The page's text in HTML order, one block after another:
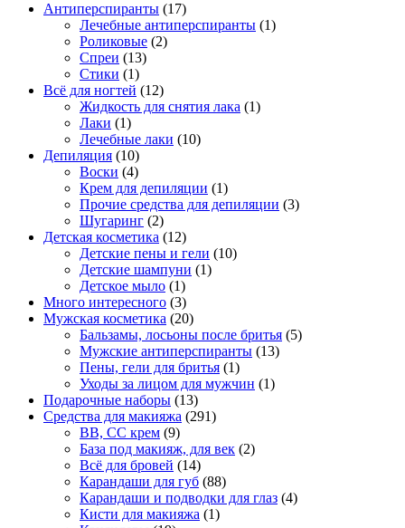
Антиперспиранты (17)
Лечебные антиперспиранты (1)
Роликовые (2)
Спреи (13)
Стики (1)
Всё для ногтей (12)
Жидкость для снятия лака (1)
Лаки (1)
Лечебные лаки (10)
Депиляция (10)
Воски (4)
Крем для депиляции (1)
Прочие средства для депиляции (3)
Шугаринг (2)
Детская косметика (12)
Детские пены и гели (10)
Детские шампуни (1)
Детское мыло (1)
Много интересного (3)
Мужская косметика (20)
Бальзамы, лосьоны после бритья (5)
Мужские антиперспиранты (13)
Пены, гели для бритья (1)
Уходы за лицом для мужчин (1)
Подарочные наборы (13)
Средства для макияжа (291)
BB, CC крем (9)
База под макияж, для век (2)
Всё для бровей (14)
Карандаши для губ (88)
Карандаши и подводки для глаз (4)
Кисти для макияжа (1)